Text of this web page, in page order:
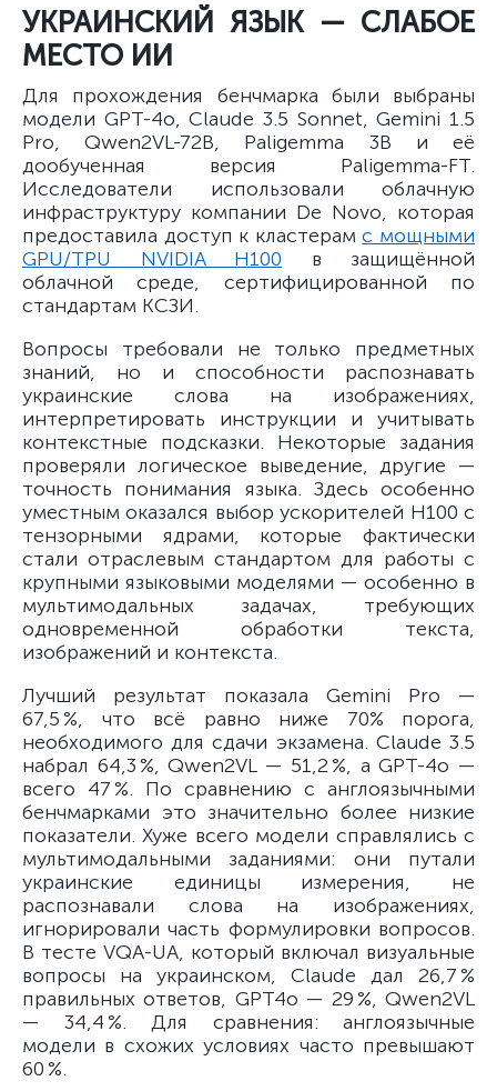
УКРАИНСКИЙ ЯЗЫК — СЛАБОЕ
МЕСТО ИИ
Для прохождения бенчмарка были выбраны
модели GPT-4o, Claude 3.5 Sonnet, Gemini 1.5
Pro, Qwen2VL-72B, Paligemma 3B и её
дообученная версия Paligemma-FT.
Исследователи использовали облачную
инфраструктуру компании De Novo, которая
предоставила доступ к кластерамс мощными
GPU/TPU NVIDIA H100 в защищённой
облачной среде, сертифицированной по
стандартам КСЗИ.
Вопросы требовали не только предметных
знаний, но и способности распознавать
украинские слова на изображениях,
интерпретировать инструкции и учитывать
контекстные подсказки. Некоторые задания
проверяли логическое выведение, другие —
точность понимания языка. Здесь особенно
уместным оказался выбор ускорителей H100 с
тензорными ядрами, которые фактически
стали отраслевым стандартом для работы с
крупными языковыми моделями — особенно в
мультимодальных задачах, требующих
одновременной обработки текста,
изображений и контекста.
Лучший результат показала Gemini Pro —
67,5 %, что всё равно ниже 70% порога,
необходимого для сдачи экзамена. Claude 3.5
набрал 64,3 %, Qwen2VL — 51,2 %, а GPT-4o —
всего 47 %. По сравнению с англоязычными
бенчмарками это значительно более низкие
показатели. Хуже всего модели справлялись с
мультимодальными заданиями: они путали
украинские единицы измерения, не
распознавали слова на изображениях,
игнорировали часть формулировки вопросов.
В тесте VQA-UA, который включал визуальные
вопросы на украинском, Claude дал 26,7 %
правильных ответов, GPT4o — 29 %, Qwen2VL
— 34,4 %. Для сравнения: англоязычные
модели в схожих условиях часто превышают
60 %.